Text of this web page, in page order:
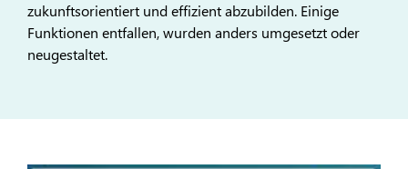
zukunftsorientiert und effizient abzubilden. Einige
Funktionen entfallen, wurden anders umgesetzt oder
neugestaltet.